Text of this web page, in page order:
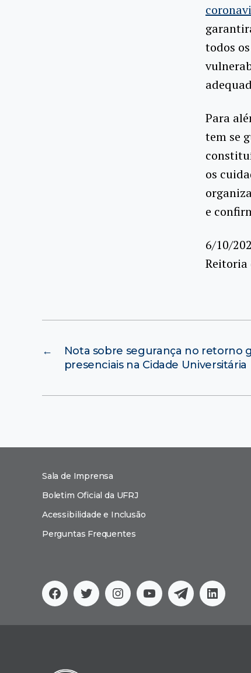
todos
Para
tem se
os
e
6/10/
Reitoria
←
Nota sobre segurança no retorno
presenciais na Cidade Universitária
Facebook
TwitterInstagram
YouTubeTelegram
Sala de Imprensa
Boletim Oficial da UFRJ
Acessibilidade e Inclusão
Perguntas Frequentes